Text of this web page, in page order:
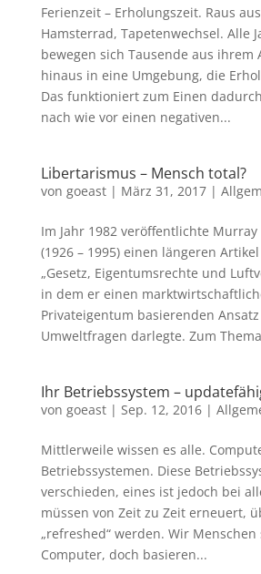
Ferienzeit – Erholungszeit. Raus
Hamsterrad, Tapetenwechsel. Alle
bewegen sich Tausende aus ihrem
hinaus in eine Umgebung, die
Das funktioniert zum Einen
nach wie vor einen negativen...
Libertarismus – Mensch total?
von goeast| März 31, 2017|
Im Jahr 1982 veröffentlichte
(1926 – 1995) einen längeren
„Gesetz, Eigentumsrechte und
in dem er einen
Privateigentum basierenden
Umweltfragen darlegte. Zum
Ihr Betriebssystem –
von goeast| Sep. 12, 2016|
Mittlerweile wissen es alle.
Betriebssystemen. Diese
verschieden, eines ist jedoch bei
müssen von Zeit zu Zeit erneuert,
„refreshed“ werden. Wir
Computer, doch basieren...